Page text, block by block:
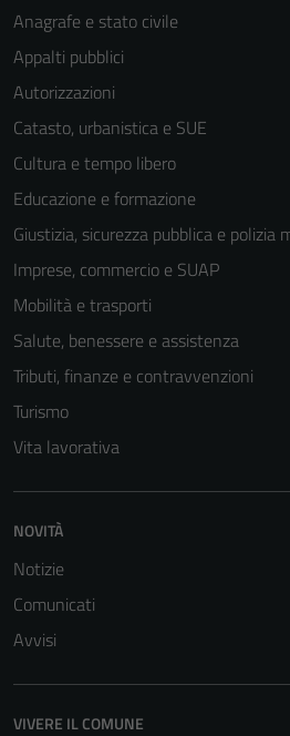
Anagrafe e stato civile
Appalti pubblici
Autorizzazioni
Catasto, urbanistica e SUE
Cultura e tempo libero
Educazione e formazione
Giustizia, sicurezza pubblica e polizia
Imprese, commercio e SUAP
Mobilità e trasporti
Salute, benessere e assistenza
Tributi, finanze e contravvenzioni
Turismo
Vita lavorativa
NOVITÀ
Notizie
Comunicati
Avvisi
VIVERE IL COMUNE